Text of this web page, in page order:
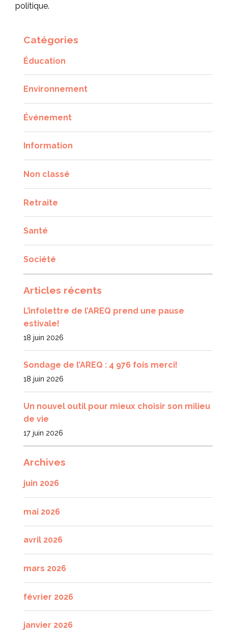
politique.
Catégories
Éducation
Environnement
Événement
Information
Non classé
Retraite
Santé
Société
Articles récents
L’infolettre de l’AREQ prend une pause
estivale!
18 juin 2026
Sondage de l’AREQ : 4 976 fois merci!
18 juin 2026
Un nouvel outil pour mieux choisir son milieu
de vie
17 juin 2026
Archives
juin 2026
mai 2026
avril 2026
mars 2026
février 2026
janvier 2026